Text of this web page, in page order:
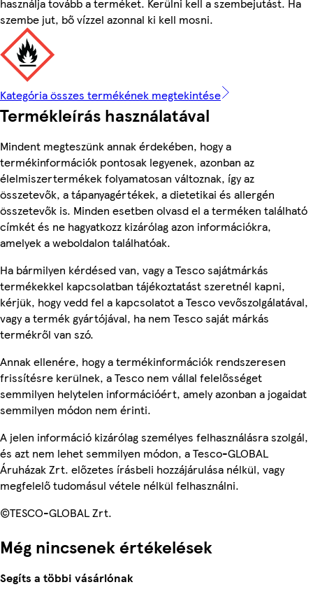
szembe jut, bő vízzel azonnal ki kell mosni.
Kategória összes termékének megtekintése
Termékleírás használatával
Mindent megteszünk annak érdekében, hogy a
termékinformációk pontosak legyenek, azonban az
élelmiszertermékek folyamatosan változnak, így az
összetevők, a tápanyagértékek, a dietetikai és allergén
összetevők is. Minden esetben olvasd el a terméken található
címkét és ne hagyatkozz kizárólag azon információkra,
amelyek a weboldalon találhatóak.
Ha bármilyen kérdésed van, vagy a Tesco sajátmárkás
termékekkel kapcsolatban tájékoztatást szeretnél kapni,
kérjük, hogy vedd fel a kapcsolatot a Tesco vevőszolgálatával,
vagy a termék gyártójával, ha nem Tesco saját márkás
termékről van szó.
Annak ellenére, hogy a termékinformációk rendszeresen
frissítésre kerülnek, a Tesco nem vállal felelősséget
semmilyen helytelen információért, amely azonban a jogaidat
semmilyen módon nem érinti.
A jelen információ kizárólag személyes felhasználásra szolgál,
és azt nem lehet semmilyen módon, a Tesco-GLOBAL
Áruházak Zrt. előzetes írásbeli hozzájárulása nélkül, vagy
megfelelő tudomásul vétele nélkül felhasználni.
©TESCO-GLOBAL Zrt.
Még nincsenek értékelések
Segíts a többi vásárlónak